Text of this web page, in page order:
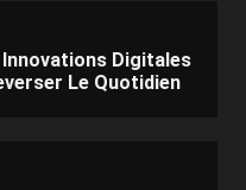
Digitales
Le Quotidien